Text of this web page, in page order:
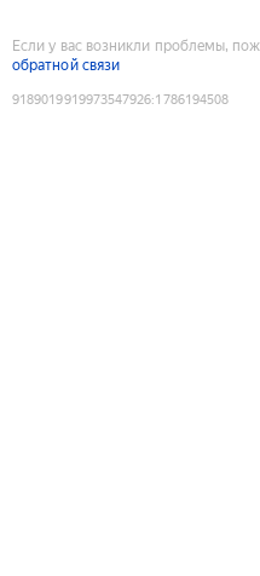
Если у вас возникли проблемы,
обратной связи
9189019919973547926:1786194508